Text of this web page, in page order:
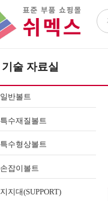
기술 자료실
일반볼트
특수재질볼트
특수형상볼트
손잡이볼트
지지대(SUPPORT)